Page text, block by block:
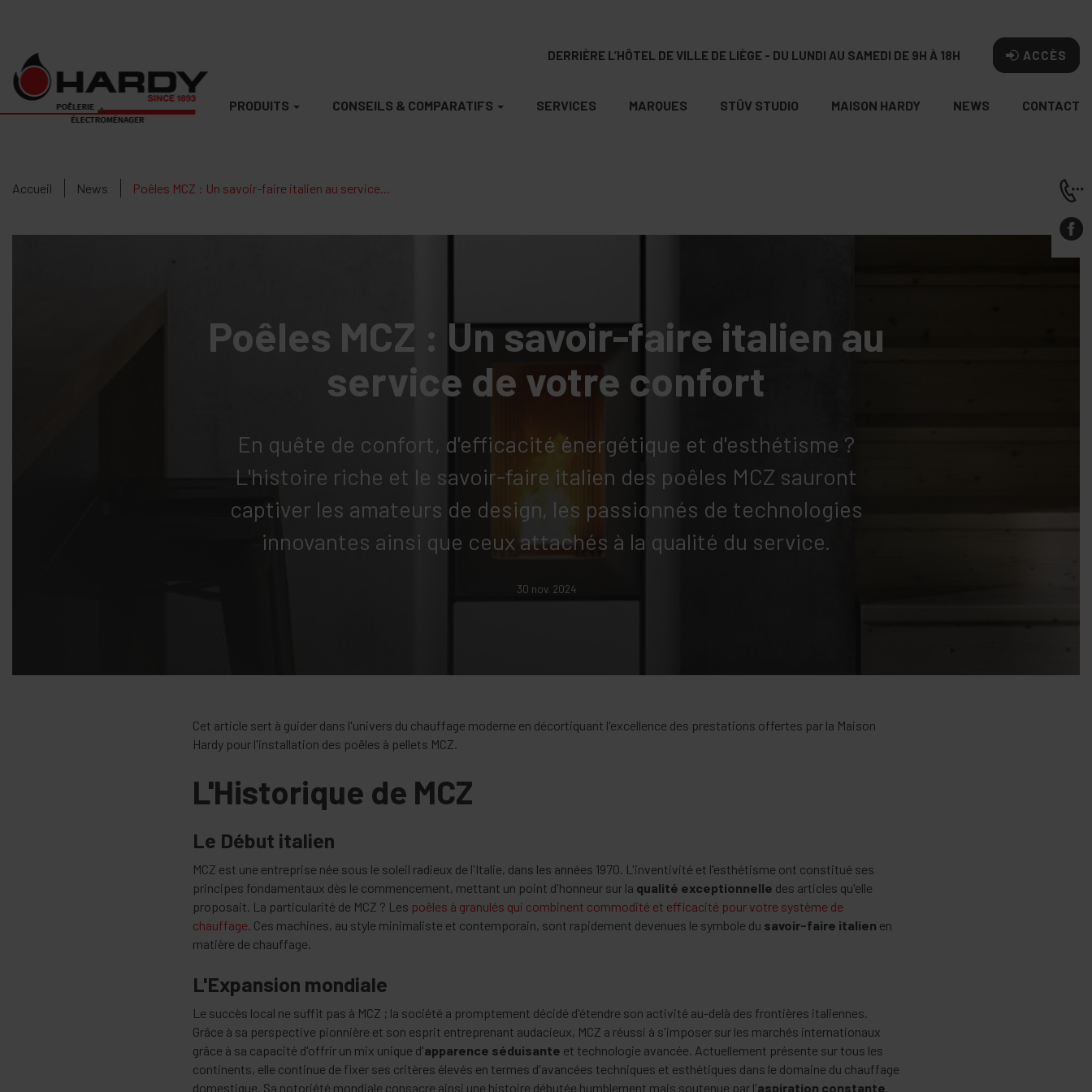
DERRIÈRE L’HÔTEL DE VILLE DE LIÈGE - DU LUNDI AU SAMEDI DE 9H À 18H ACCÈS
PRODUITS CONSEILS & COMPARATIFS SERVICES MARQUES STÛV STUDIO MAISON HARDY NEWS CONTACT
Accueil News Poêles MCZ : Un savoir-faire italien au service...
Poêles MCZ : Un savoir-faire italien au
service de votre confort
En quête de confort, d'efficacité énergétique et d'esthétisme ?
L'histoire riche et le savoir-faire italien des poêles MCZ sauront
captiver les amateurs de design, les passionnés de technologies
innovantes ainsi que ceux attachés à la qualité du service.
30 nov. 2024
Cet article sert à guider dans l'univers du chauffage moderne en décortiquant l'excellence des prestations offertes par la Maison
Hardy pour l'installation des poêles à pellets MCZ.
L'Historique de MCZ
Le Début italien
MCZ est une entreprise née sous le soleil radieux de l'Italie, dans les années 1970. L'inventivité et l'esthétisme ont constitué ses
principes fondamentaux dès le commencement, mettant un point d'honneur sur la qualité exceptionnelle des articles qu'elle
proposait. La particularité de MCZ ? Les poêles à granulés qui combinent commodité et efficacité pour votre système de
chauffage. Ces machines, au style minimaliste et contemporain, sont rapidement devenues le symbole du savoir-faire italien en
matière de chauffage.
L'Expansion mondiale
Le succès local ne suffit pas à MCZ ; la société a promptement décidé d'étendre son activité au-delà des frontières italiennes.
Grâce à sa perspective pionnière et son esprit entreprenant audacieux, MCZ a réussi à s'imposer sur les marchés internationaux
grâce à sa capacité d'offrir un mix unique d'apparence séduisante et technologie avancée. Actuellement présente sur tous les
continents, elle continue de fixer ses critères élevés en termes d'avancées techniques et esthétiques dans le domaine du chauffage
domestique. Sa notoriété mondiale consacre ainsi une histoire débutée humblement mais soutenue par l'aspiration constante